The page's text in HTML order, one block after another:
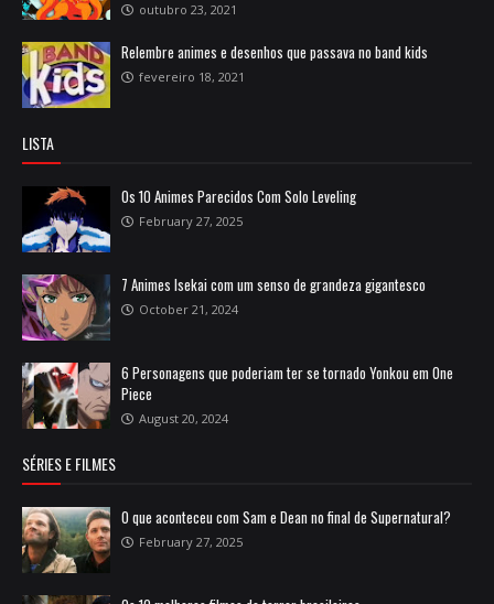
outubro 23, 2021
Relembre animes e desenhos que passava no band kids
fevereiro 18, 2021
LISTA
Os 10 Animes Parecidos Com Solo Leveling
February 27, 2025
7 Animes Isekai com um senso de grandeza gigantesco
October 21, 2024
6 Personagens que poderiam ter se tornado Yonkou em One
Piece
August 20, 2024
SÉRIES E FILMES
O que aconteceu com Sam e Dean no final de Supernatural?
February 27, 2025